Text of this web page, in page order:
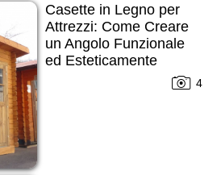
Casette in Legno per
Attrezzi: Come Creare
un Angolo Funzionale
ed Esteticamente
4